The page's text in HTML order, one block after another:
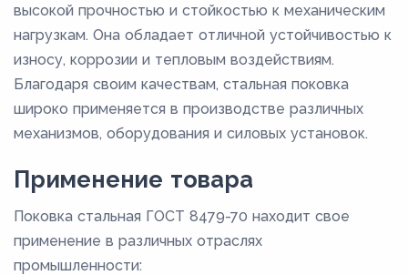
высокой прочностью и стойкостью к механическим
нагрузкам. Она обладает отличной устойчивостью к
износу, коррозии и тепловым воздействиям.
Благодаря своим качествам, стальная поковка
широко применяется в производстве различных
механизмов, оборудования и силовых установок.
Применение товара
Поковка стальная ГОСТ 8479-70 находит свое
применение в различных отраслях
промышленности: